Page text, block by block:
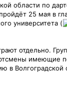
области по
25 мая в
университета (
отдельно. Г
имеющие
в Волгоградской